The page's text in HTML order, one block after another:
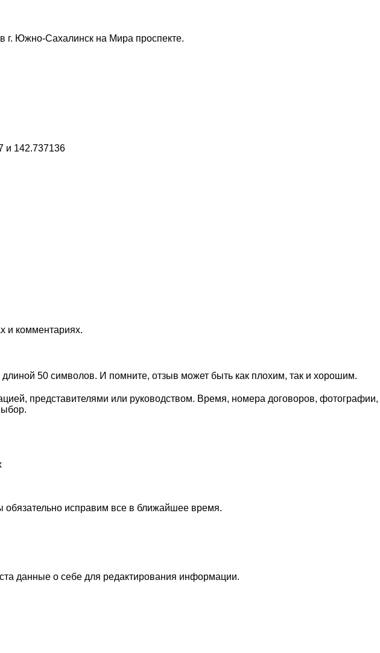
г. Южно-Сахалинск на Мира проспекте.
и 142.737136
и комментариях.
50 символов. И помните, отзыв может быть как плохим, так и хорошим.
представителями или руководством. Время, номера договоров, фотографии,
обязательно исправим все в ближайшее время.
данные о себе для редактирования информации.